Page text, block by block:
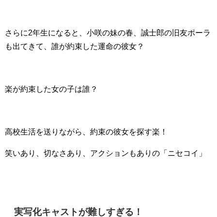
さらに2年生になると、小咲の妹の春、誠士郎の旧友ポーラ
も出てきて、誰が約束した運命の彼女？
楽が約束した女の子は誰？
高校生活を送りながら、約束の彼女を探す楽！
笑いあり、切なさあり、アクションもありの「ニセコイ」
実写化キャストが難しすぎる！